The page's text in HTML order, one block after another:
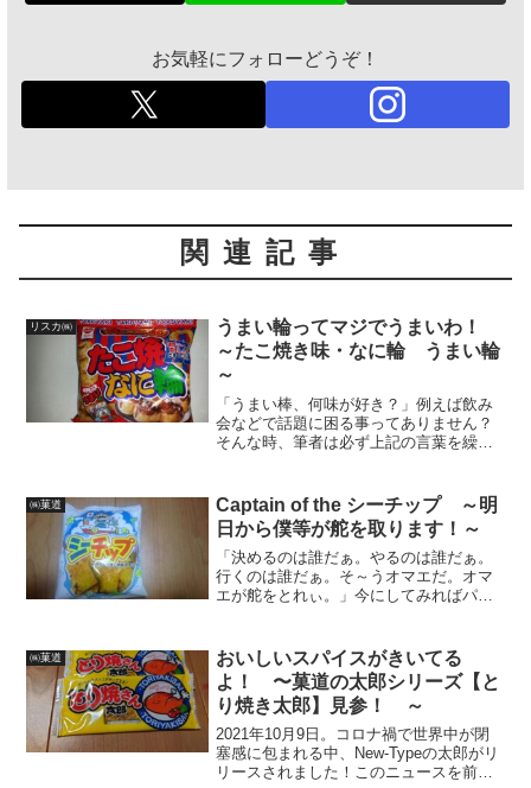
お気軽にフォローどうぞ！
関連記事
リスカ㈱
うまい輪ってマジでうまいわ！
～たこ焼き味・なに輪 うまい輪
～
「うまい棒、何味が好き？」例えば飲み
会などで話題に困る事ってありません？
そんな時、筆者は必ず上記の言葉を繰り
ベるのが常ですが、筆者にとっては「栗
田艦隊レイテ湾突入」レベ...
㈱菓道
Captain of the シーチップ ～明
日から僕等が舵を取ります！～
「決めるのは誰だぁ。やるのは誰だぁ。
行くのは誰だぁ。そ～うオマエだ。オマ
エが舵をとれぃ。」今にしてみればパッ
がそうさせたか、髭面が凛々しい船長
（多分）が僕等一人一人にそ...
㈱菓道
おいしいスパイスがきいてる
よ！ 〜菓道の太郎シリーズ【と
り焼き太郎】見参！ ～
2021年10月9日。コロナ禍で世界中が閉
塞感に包まれる中、New-Typeの太郎がリ
リースされました！このニュースを前